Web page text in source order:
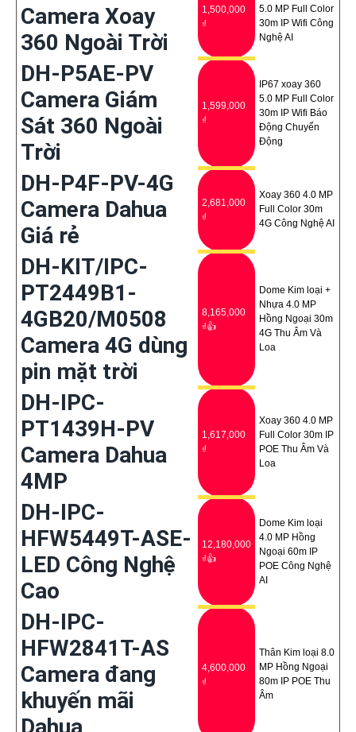
Camera Xoay
360 Ngoài Trời
1,500,000
₫
5.0 MP Full Color
30m IP Wifi Công
Nghệ AI
DH-P5AE-PV
Camera Giám
Sát 360 Ngoài
Trời
1,599,000
₫
IP67 xoay 360
5.0 MP Full Color
30m IP Wifi Báo
Động Chuyển
Động
DH-P4F-PV-4G
Camera Dahua
Giá rẻ
2,681,000
₫
Xoay 360 4.0 MP
Full Color 30m
4G Công Nghệ AI
DH-KIT/IPC-
PT2449B1-
4GB20/M0508
Camera 4G dùng
pin mặt trời
8,165,000
₫👍
Dome Kim loại +
Nhựa 4.0 MP
Hồng Ngoại 30m
4G Thu Âm Và
Loa
DH-IPC-
PT1439H-PV
Camera Dahua
4MP
1,617,000
₫
Xoay 360 4.0 MP
Full Color 30m IP
POE Thu Âm Và
Loa
DH-IPC-
HFW5449T-ASE-
LED Công Nghệ
Cao
12,180,000
₫👍
Dome Kim loại
4.0 MP Hồng
Ngoại 60m IP
POE Công Nghệ
AI
DH-IPC-
HFW2841T-AS
Camera đang
khuyến mãi
4,600,000
₫
Thân Kim loại 8.0
MP Hồng Ngoại
80m IP POE Thu
Âm